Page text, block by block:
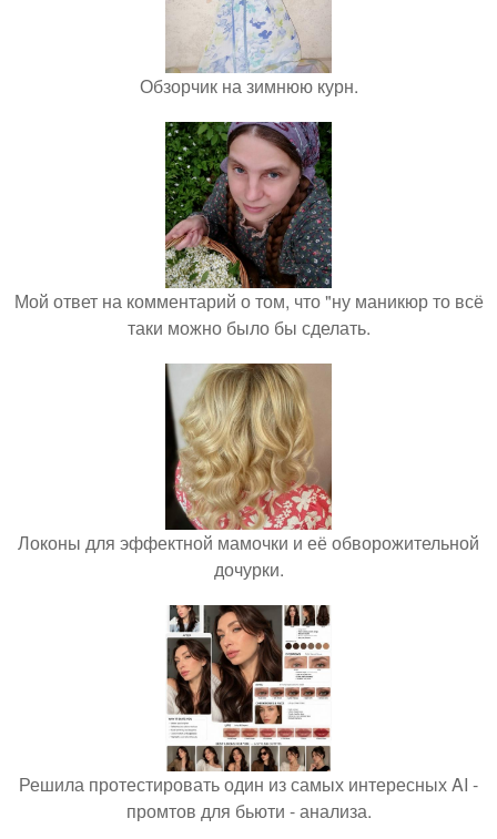
Обзорчик на зимнюю курн.
Мой ответ на комментарий о том, что "ну маникюр то всё
таки можно было бы сделать.
Локоны для эффектной мамочки и её обворожительной
дочурки.
Решила протестировать один из самых интересных AI -
промтов для бьюти - анализа.